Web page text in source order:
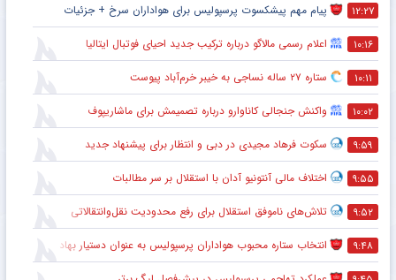
آخرین اخبار ورزشی همه
فوتبال ملی فوتسال
استقلال
پرسپولیس
فوتبال جهان
فوتبال اسپانیا
فوتبال انگلیس
فوتبال ایتالیا
فوتبال آلمان
والیبال
کشتی
ورزش بانوان
گالری عکس
گالری فیلم دکه
۱۵:۲۸ همکاری ایمان عالمی با ساکت الهامی در تیم پیکان